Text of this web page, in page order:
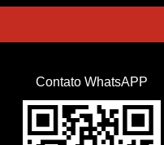
Contato WhatsAPP